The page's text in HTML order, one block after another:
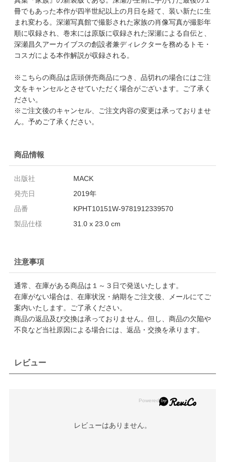
冊でもあった本作が四半世紀以上の月日を経て、装い新たに生
まれ変わる。深瀬写真館で撮影された家族の肖像写真が撮影年
順に収録され、巻末には原版に収録された深瀬による自伝と、
深瀬昌久アーカイブスの創設者兼ディレクターを務めるトモ・
コスガによる本作解説が収録される。
※こちらの商品は店頭併売商品につき、品切れの場合にはご注
文をキャンセルとさせていただく場合がございます。ご了承く
ださい。
※ご注文後のキャンセル、ご注文内容の変更は承っておりませ
ん。予めご了承ください。
商品情報
出版社
MACK
発売日
2019年
品番
KPHT10151W-9781912339570
製品仕様
31.0 x 23.0 cm
注意事項
通常、在庫がある商品は１～３日で発送いたします。
在庫がない場合は、在庫状況・納期をご注文後、メールにてご
案内いたします。ご了承ください。
商品の返品及び交換は承っておりません。但し、商品の欠陥や
不良など当社原因による場合には、返品・交換を承ります。
レビュー
レビューはありません。